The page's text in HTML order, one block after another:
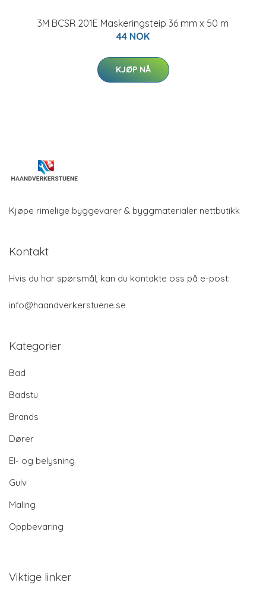
3M BCSR 201E Maskeringsteip 36 mm x 50 m
44 NOK
KJØP NÅ
Kjøpe rimelige byggevarer & byggmaterialer nettbutikk
Kontakt
Hvis du har spørsmål, kan du kontakte oss på e-post:
info@haandverkerstuene.se
Kategorier
Bad
Badstu
Brands
Dører
El- og belysning
Gulv
Maling
Oppbevaring
Viktige linker